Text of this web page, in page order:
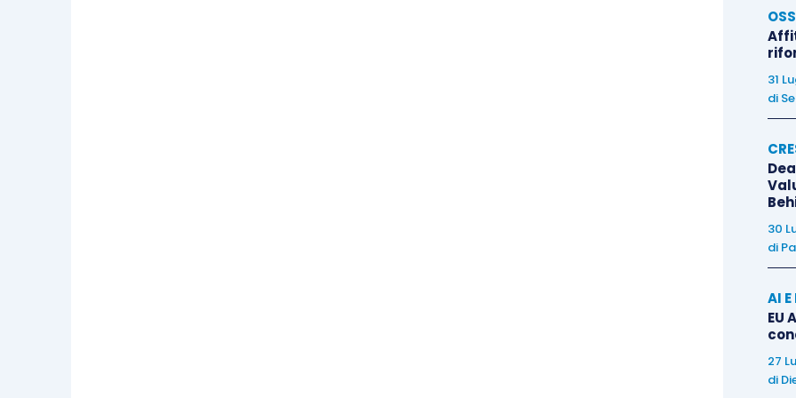
31
di
30
di
AI
EU
27
di